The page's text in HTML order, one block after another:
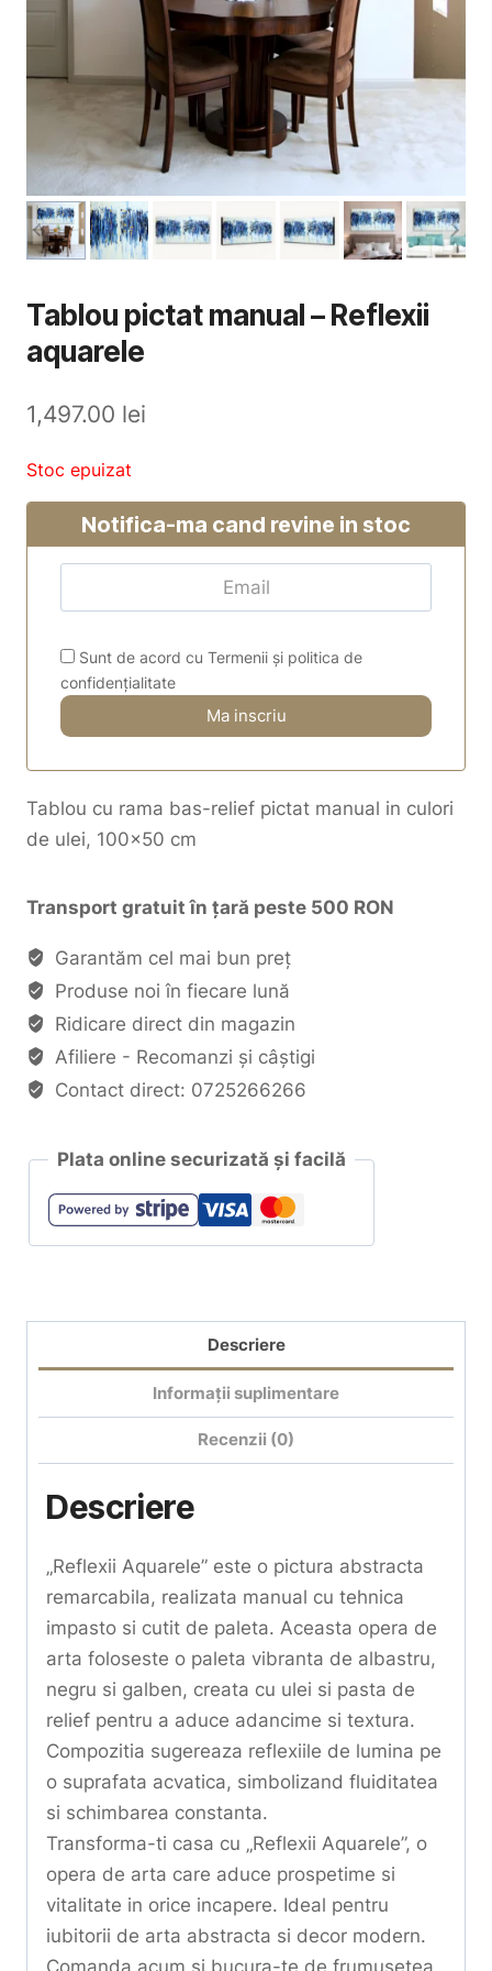
Tablou pictat manual – Reflexii
aquarele
1,497.00 lei
Stoc epuizat
Notifica-ma cand revine in stoc
Sunt de acord cu Termenii și politica de
confidențialitate
Tablou cu rama bas-relief pictat manual in culori
de ulei, 100×50 cm
Transport gratuit în țară peste 500 RON
Garantăm cel mai bun preț
Produse noi în fiecare lună
Ridicare direct din magazin
Afiliere - Recomanzi și câștigi
Contact direct: 0725266266
Plata online securizată și facilă
Descriere
Informații suplimentare
Recenzii (0)
Descriere
„Reflexii Aquarele” este o pictura abstracta
remarcabila, realizata manual cu tehnica
impasto si cutit de paleta. Aceasta opera de
arta foloseste o paleta vibranta de albastru,
negru si galben, creata cu ulei si pasta de
relief pentru a aduce adancime si textura.
Compozitia sugereaza reflexiile de lumina pe
o suprafata acvatica, simbolizand fluiditatea
si schimbarea constanta.
Transforma-ti casa cu „Reflexii Aquarele”, o
opera de arta care aduce prospetime si
vitalitate in orice incapere. Ideal pentru
iubitorii de arta abstracta si decor modern.
Comanda acum si bucura-te de frumusetea